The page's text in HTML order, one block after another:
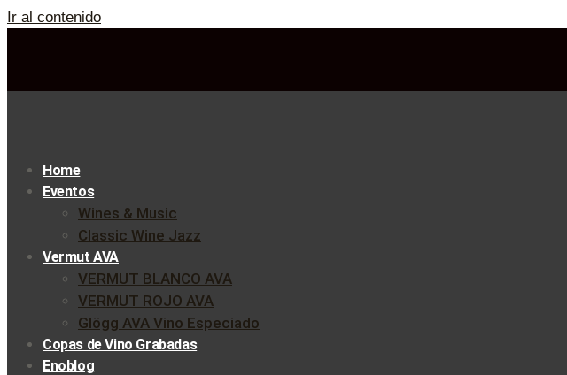
Ir al contenido
Home
Eventos
Wines & Music
Classic Wine Jazz
Vermut AVA
VERMUT BLANCO AVA
VERMUT ROJO AVA
Glögg AVA Vino Especiado
Copas de Vino Grabadas
Enoblog